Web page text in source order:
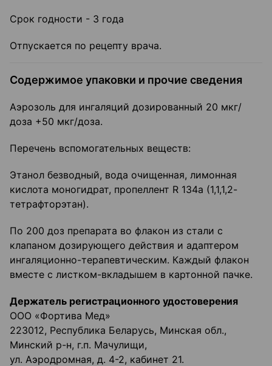
Срок годности - 3 года
Отпускается по рецепту врача.
Содержимое упаковки и прочие сведения
Аэрозоль для ингаляций дозированный 20 мкг/
доза +50 мкг/доза.
Перечень вспомогательных веществ:
Этанол безводный, вода очищенная, лимонная
кислота моногидрат, пропеллент R 134а (1,1,1,2-
тетрафторэтан).
По 200 доз препарата во флакон из стали с
клапаном дозирующего действия и адаптером
ингаляционно-терапевтическим. Каждый флакон
вместе с листком-вкладышем в картонной пачке.
Держатель регистрационного удостоверения
ООО «Фортива Мед»
223012, Республика Беларусь, Минская обл.,
Минский р-н, г.п. Мачулищи,
ул. Аэродромная, д. 4-2, кабинет 21.